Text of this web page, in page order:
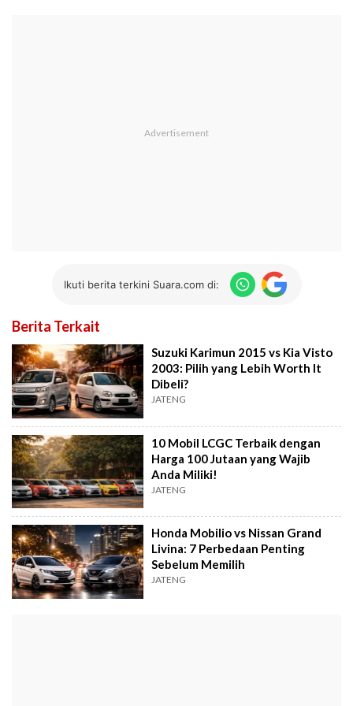
Ikuti berita terkini Suara.com di:
Berita Terkait
Suzuki Karimun 2015 vs Kia Visto
2003: Pilih yang Lebih Worth It
Dibeli?
JATENG
10 Mobil LCGC Terbaik dengan
Harga 100 Jutaan yang Wajib
Anda Miliki!
JATENG
Honda Mobilio vs Nissan Grand
Livina: 7 Perbedaan Penting
Sebelum Memilih
JATENG